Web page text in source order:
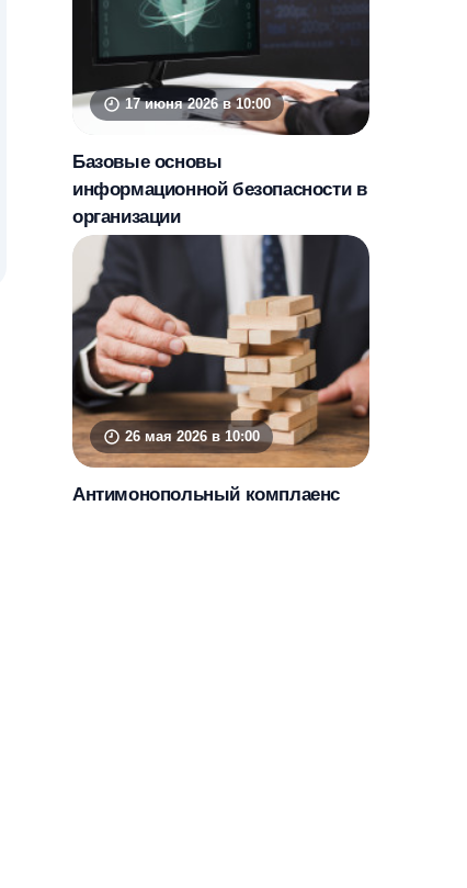
17 июня 2026 в 10:00
Базовые основы
информационной безопасности в
организации
26 мая 2026 в 10:00
Антимонопольный комплаенс